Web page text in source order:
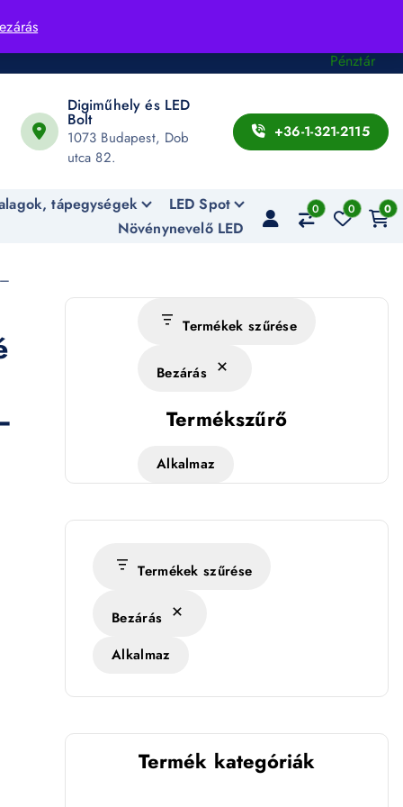
Pénztár
Digiműhely és LED
Bolt
1073 Budapest, Dob
utca 82.
+36-1-321-2115
tápegységek
LED Spot
Növénynevelő LED
0 0 0
Termékek szűrése
Bezárás
Termékszűrő
Alkalmaz
Termékek szűrése
Bezárás
Alkalmaz
Termék kategóriák